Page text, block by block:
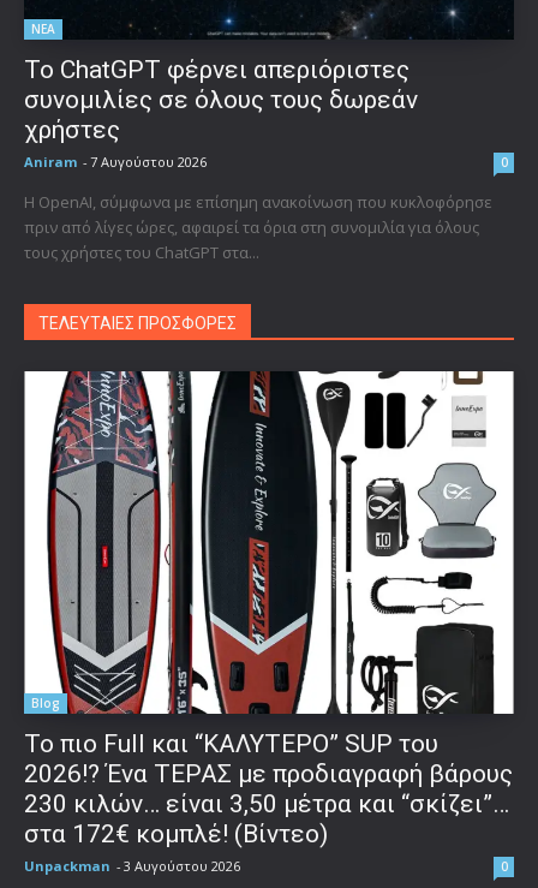
ΝΕΑ
Το ChatGPT φέρνει απεριόριστες
συνομιλίες σε όλους τους δωρεάν
χρήστες
Aniram - 7 Αυγούστου 2026 0
Η OpenAI, σύμφωνα με επίσημη ανακοίνωση που κυκλοφόρησε
πριν από λίγες ώρες, αφαιρεί τα όρια στη συνομιλία για όλους
τους χρήστες του ChatGPT στα...
ΤΕΛΕΥΤΑΙΕΣ ΠΡΟΣΦΟΡΕΣ
Blog
To πιο Full και “ΚΑΛΥΤΕΡΟ” SUP του
2026!? Ένα ΤΕΡΑΣ με προδιαγραφή βάρους
230 κιλών… είναι 3,50 μέτρα και “σκίζει”…
στα 172€ κομπλέ! (Βίντεο)
Unpackman - 3 Αυγούστου 2026 0